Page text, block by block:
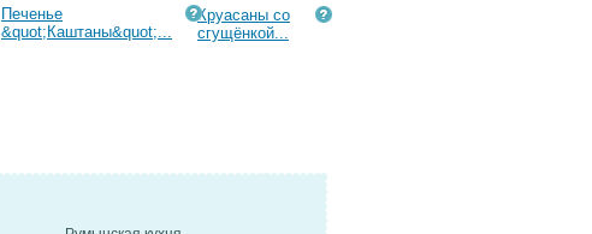
Печенье
&quot;Каштаны&quot;...
Круасаны со
сгущёнкой...